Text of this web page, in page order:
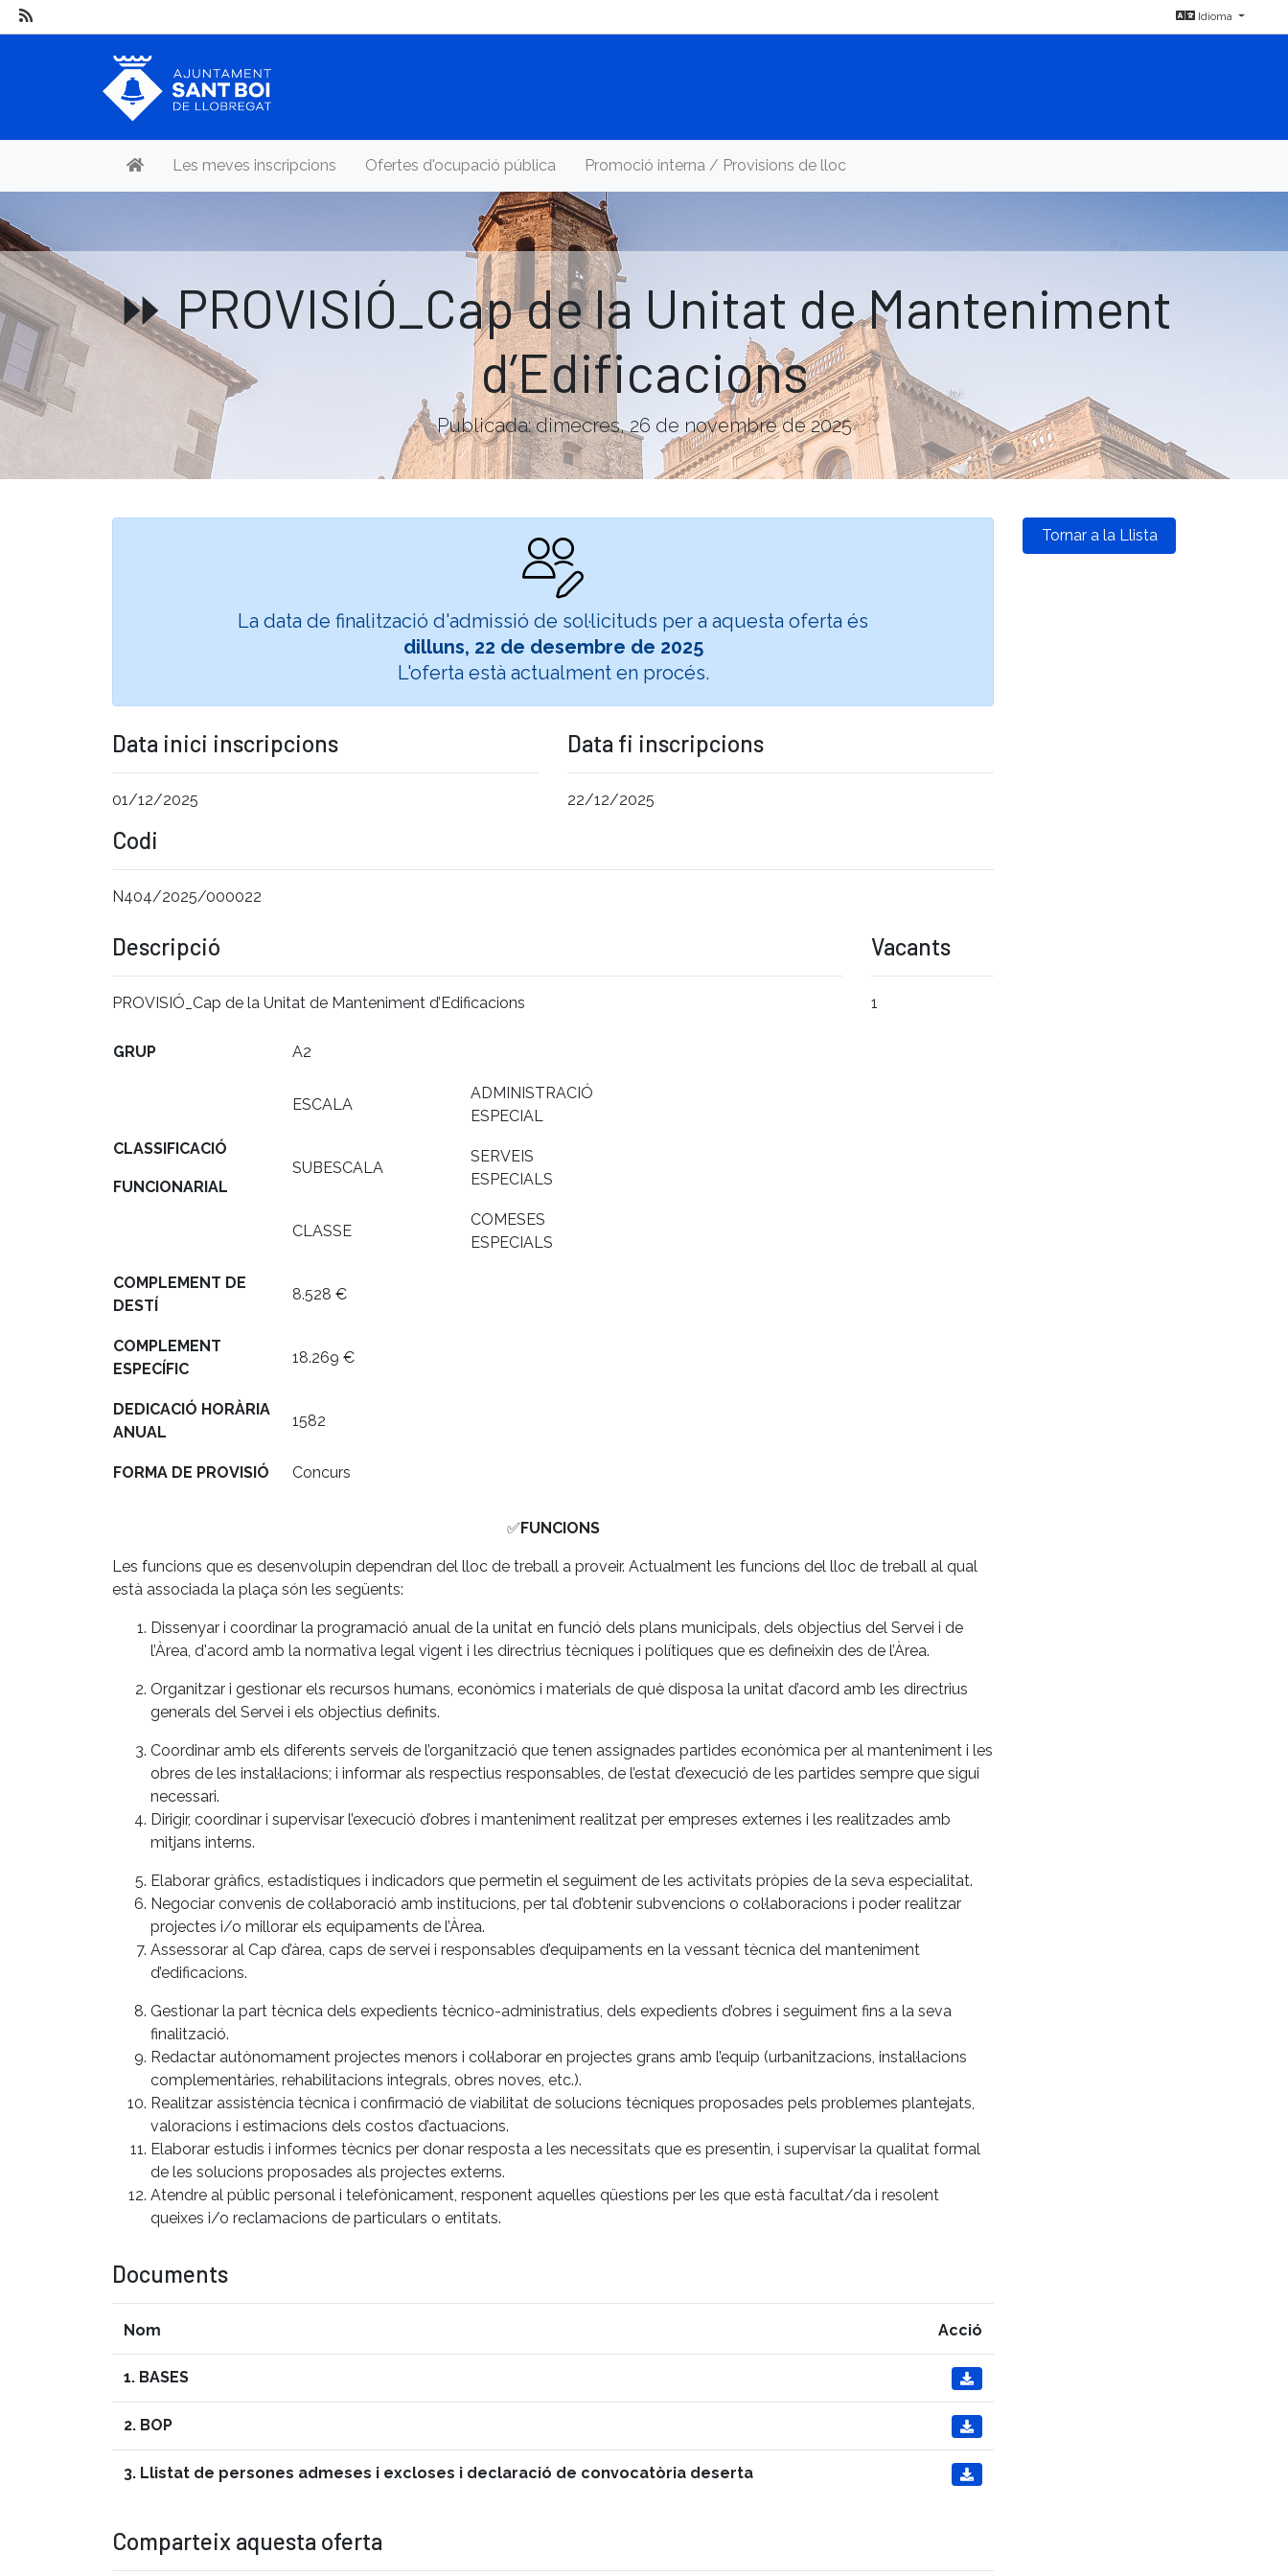
Idioma
Les meves inscripcions Ofertes d'ocupació pública Promoció interna / Provisions de lloc
⏩ PROVISIÓ_Cap de la Unitat de Manteniment
d’Edificacions
Publicada: dimecres, 26 de novembre de 2025
La data de finalització d'admissió de sol·licituds per a aquesta oferta és
dilluns, 22 de desembre de 2025
L'oferta està actualment en procés.
Data inici inscripcions
01/12/2025
Data fi inscripcions
22/12/2025
Codi
N404/2025/000022
Descripció
PROVISIÓ_Cap de la Unitat de Manteniment d’Edificacions
Vacants
1
GRUP A2
CLASSIFICACIÓ
FUNCIONARIAL
ESCALA
ADMINISTRACIÓ
ESPECIAL
SUBESCALA
SERVEIS
ESPECIALS
CLASSE
COMESES
ESPECIALS
COMPLEMENT DE
DESTÍ
8.528 €
COMPLEMENT
ESPECÍFIC
18.269 €
DEDICACIÓ HORÀRIA
ANUAL
1582
FORMA DE PROVISIÓ Concurs
✅FUNCIONS
Les funcions que es desenvolupin dependran del lloc de treball a proveir. Actualment les funcions del lloc de treball al qual
està associada la plaça són les següents:
Dissenyar i coordinar la programació anual de la unitat en funció dels plans municipals, dels objectius del Servei i de
l’Àrea, d'acord amb la normativa legal vigent i les directrius tècniques i polítiques que es defineixin des de l’Àrea.
Organitzar i gestionar els recursos humans, econòmics i materials de què disposa la unitat d’acord amb les directrius
generals del Servei i els objectius definits.
Coordinar amb els diferents serveis de l’organització que tenen assignades partides econòmica per al manteniment i les
obres de les instal·lacions; i informar als respectius responsables, de l’estat d’execució de les partides sempre que sigui
necessari.
Dirigir, coordinar i supervisar l’execució d’obres i manteniment realitzat per empreses externes i les realitzades amb
mitjans interns.
Elaborar gràfics, estadístiques i indicadors que permetin el seguiment de les activitats pròpies de la seva especialitat.
Negociar convenis de col·laboració amb institucions, per tal d’obtenir subvencions o col·laboracions i poder realitzar
projectes i/o millorar els equipaments de l’Àrea.
Assessorar al Cap d’àrea, caps de servei i responsables d’equipaments en la vessant tècnica del manteniment
d’edificacions.
Gestionar la part tècnica dels expedients tècnico-administratius, dels expedients d’obres i seguiment fins a la seva
finalització.
Redactar autònomament projectes menors i col·laborar en projectes grans amb l’equip (urbanitzacions, instal·lacions
complementàries, rehabilitacions integrals, obres noves, etc.).
Realitzar assistència tècnica i confirmació de viabilitat de solucions tècniques proposades pels problemes plantejats,
valoracions i estimacions dels costos d’actuacions.
Elaborar estudis i informes tècnics per donar resposta a les necessitats que es presentin, i supervisar la qualitat formal
de les solucions proposades als projectes externs.
Atendre al públic personal i telefònicament, responent aquelles qüestions per les que està facultat/da i resolent
queixes i/o reclamacions de particulars o entitats.
Documents
Nom Acció
1. BASES 
2. BOP 
3. Llistat de persones admeses i excloses i declaració de convocatòria deserta 
Comparteix aquesta oferta
Tornar a la Llista